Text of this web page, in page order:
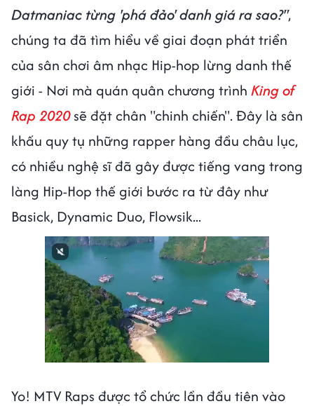
Datmaniac từng 'phá đảo' danh giá ra sao?",
chúng ta đã tìm hiểu về giai đoạn phát triển
của sân chơi âm nhạc Hip-hop lừng danh thế
giới - Nơi mà quán quân chương trình King of
Rap 2020sẽ đặt chân "chinh chiến". Đây là sân
khấu quy tụ những rapper hàng đầu châu lục,
có nhiều nghệ sĩ đã gây được tiếng vang trong
làng Hip-Hop thế giới bước ra từ đây như
Basick, Dynamic Duo, Flowsik...
Yo! MTV Raps được tổ chức lần đầu tiên vào